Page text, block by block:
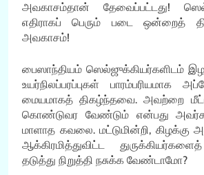
அவகாசம்தான் தேவைப்பட்டது!
எதிராகப் பெரும் படை ஒன்றைத்
அவகாசம்!
பைஸாந்தியம் ஸெல்ஜுக்கியர்களிடம்
உயர்நிலப்பரப்புகள் பாரம்பரியமாக
மையமாகத் திகழ்ந்தவை. அவற்றை
கொண்டுவர வேண்டும் என்பது
மாளாத கவலை. மட்டுமின்றி, கிழக்கு
ஆக்கிரமித்துவிட்ட
தடுத்து நிறுத்தி நசுக்க வேண்டாமோ?